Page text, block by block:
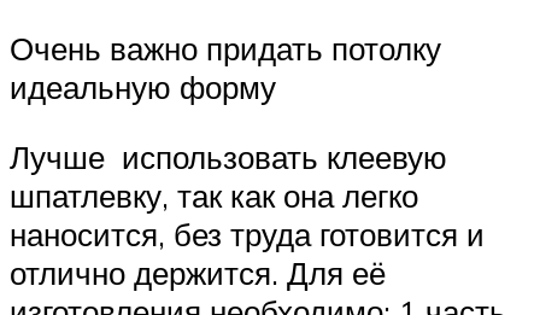
Очень важно придать потолку
идеальную форму
Лучше использовать клеевую
шпатлевку, так как она легко
наносится, без труда готовится и
отлично держится. Для её